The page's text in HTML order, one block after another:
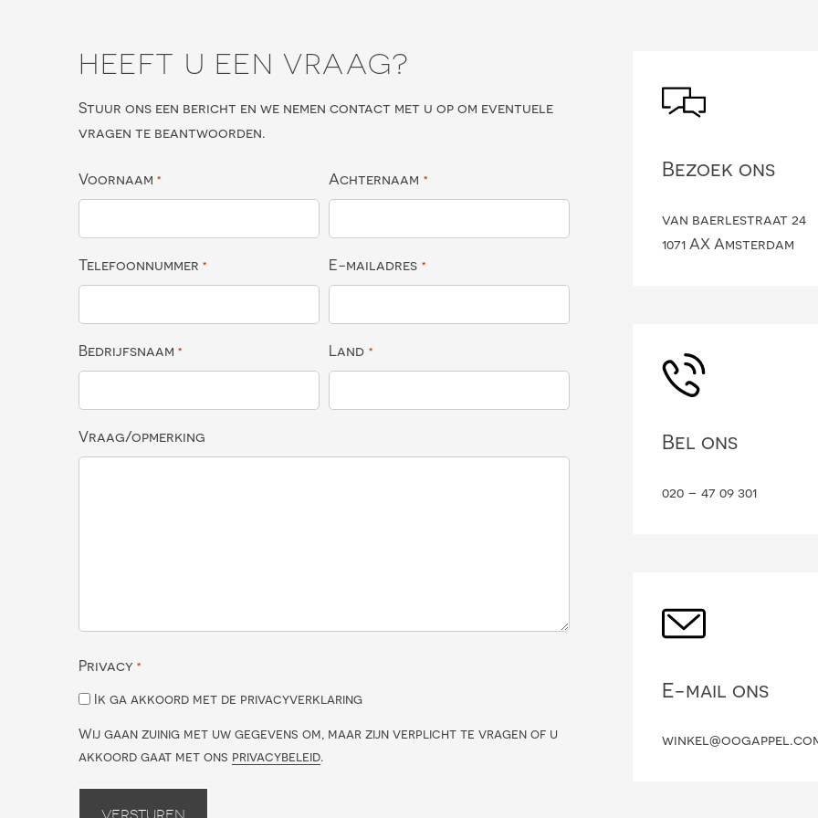
HEEFT U EEN VRAAG?
Stuur ons een bericht en we nemen contact met u op om eventuele
vragen te beantwoorden.
Voornaam * Achternaam *
Telefoonnummer * E-mailadres *
Bedrijfsnaam * Land *
Vraag/opmerking
Privacy *
Ik ga akkoord met de privacyverklaring
Wij gaan zuinig met uw gegevens om, maar zijn verplicht te vragen of u
akkoord gaat met ons privacybeleid.
Bezoek ons
van baerlestraat 24
1071 AX Amsterdam
Bel ons
020 – 47 09 301
E-mail ons